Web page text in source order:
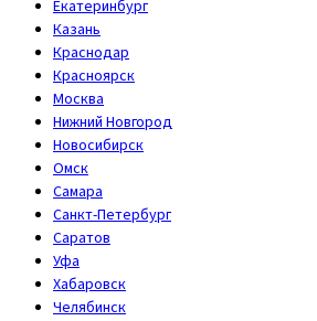
Екатеринбург
Казань
Краснодар
Красноярск
Москва
Нижний Новгород
Новосибирск
Омск
Самара
Санкт-Петербург
Саратов
Уфа
Хабаровск
Челябинск